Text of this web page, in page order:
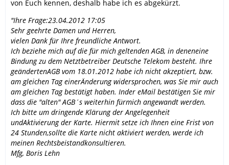
von Euch kennen, deshalb habe ich es abgekürzt.
"Ihre Frage:23.04.2012 17:05
Sehr geehrte Damen und Herren,
vielen Dank für Ihre freundliche Antwort.
Ich beziehe mich auf die für mich geltenden AGB, in deneneine
Bindung zu dem Netztbetreiber Deutsche Telekom besteht. Ihre
geändertenAGB vom 18.01.2012 habe ich nicht akzeptiert, bzw.
am gleichen Tag einerÄnderung widersprochen, was Sie mir auch
am gleichen Tag bestätigt haben. Inder eMail bestätigen Sie mir
dass die "alten" AGB´s weiterhin fürmich angewandt werden.
Ich bitte um dringende Klärung der Angelegenheit
undAktivierung der Karte. Hiermit setze ich Ihnen eine Frist von
24 Stunden,sollte die Karte nicht aktiviert werden, werde ich
meinen Rechtsbeistandkonsultieren.
Mfg, Boris Lehn